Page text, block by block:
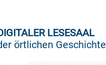
LESESAAL
örtlichen Geschichte